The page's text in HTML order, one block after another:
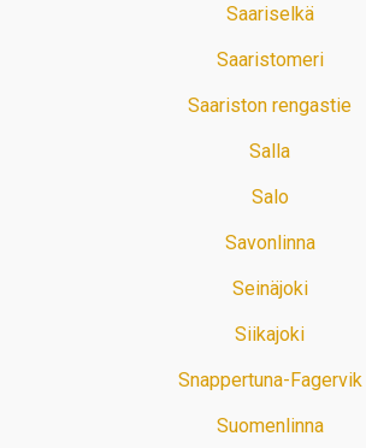
Saariselkä
Saaristomeri
Saariston rengastie
Salla
Salo
Savonlinna
Seinäjoki
Siikajoki
Snappertuna-Fagervik
Suomenlinna